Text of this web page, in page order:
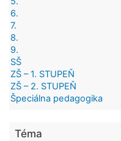
6.
7.
8.
9.
SŠ
ZŠ – 1. STUPEŇ
ZŠ – 2. STUPEŇ
Špeciálna pedagogika
Téma